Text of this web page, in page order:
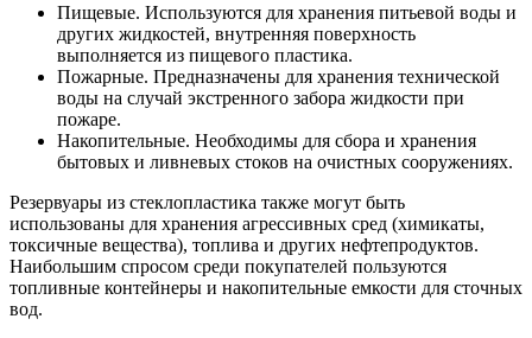
Пищевые. Используются для хранения питьевой воды и
других жидкостей, внутренняя поверхность
выполняется из пищевого пластика.
Пожарные. Предназначены для хранения технической
воды на случай экстренного забора жидкости при
пожаре.
Накопительные. Необходимы для сбора и хранения
бытовых и ливневых стоков на очистных сооружениях.
Резервуары из стеклопластика также могут быть
использованы для хранения агрессивных сред (химикаты,
токсичные вещества), топлива и других нефтепродуктов.
Наибольшим спросом среди покупателей пользуются
топливные контейнеры и накопительные емкости для сточных
вод.